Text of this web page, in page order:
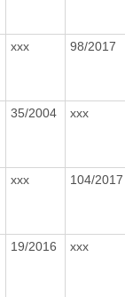
xxx 98/2017
35/2004 xxx
xxx 104/2017
19/2016 xxx